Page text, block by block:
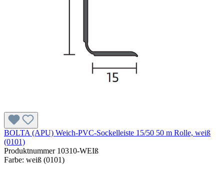
BOLTA (APU) Weich-PVC-Sockelleiste 15/50 50 m Rolle, weiß
(0101)
Produktnummer 10310-WEIß
Farbe: weiß (0101)